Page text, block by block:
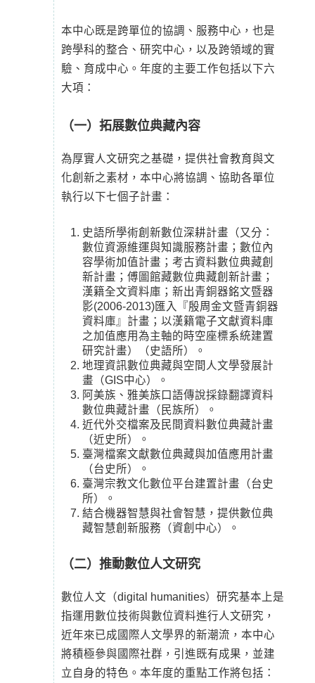
本中心既是跨單位的協調、服務中心，也是
跨學科的整合、研究中心，以及跨領域的實
驗、育成中心。年度的主要工作包括以下六
大項：
（一）拓展數位典藏內容
為厚實人文研究之基礎，提供社會教育與文
化創新之素材，本中心將協調、協助各單位
執行以下七個子計畫：
史語所學術創新數位深耕計畫（又分：
數位資源維運與知識服務計畫；數位內
容學術加值計畫；考古資料數位典藏創
新計畫；傅圖館藏數位典藏創新計畫；
漢籍全文資料庫；新出青銅器銘文暨器
影(2006-2013)匯入『殷周金文暨青銅器
資料庫』計畫；以漢籍電子文獻資料庫
之加值應用為主軸的時空座標系統建置
研究計畫）（史語所）。
地理資訊數位典藏與空間人文學發展計
畫（GIS中心）。
阿美族、雅美族口語傳說採錄翻譯資料
數位典藏計畫（民族所）。
近代外交檔案及民間資料數位典藏計畫
（近史所）。
臺灣檔案文獻數位典藏與加值應用計畫
（台史所）。
臺灣宗教文化數位平台建置計畫（台史
所）。
結合機器智慧與社會智慧，提供數位典
藏智慧創新服務（資創中心）。
（二）推動數位人文研究
數位人文（digital humanities）研究基本上是
指運用數位技術與數位資料進行人文研究，
近年來已成國際人文學界的新潮流，本中心
將積極參與國際社群，引進既有成果，並建
立自身的特色。本年度的重點工作將包括：